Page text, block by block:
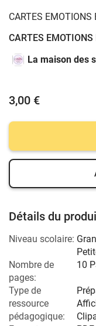
CARTES EMOTIONS
CARTES
La maison des
3,00 €
Détails du
Niveau scolaire:
Nombre de
pages:
10
Type de
ressource
pédagogique: